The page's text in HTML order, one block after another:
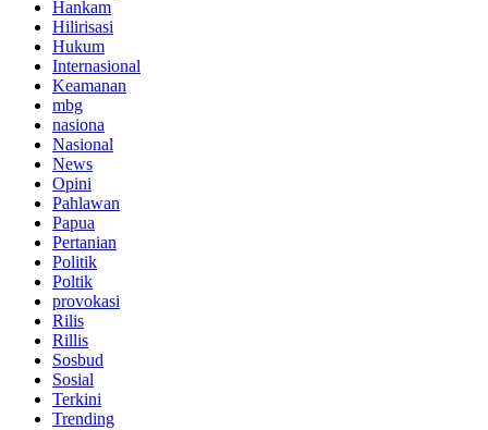
Hankam
Hilirisasi
Hukum
Internasional
Keamanan
mbg
nasiona
Nasional
News
Opini
Pahlawan
Papua
Pertanian
Politik
Poltik
provokasi
Rilis
Rillis
Sosbud
Sosial
Terkini
Trending